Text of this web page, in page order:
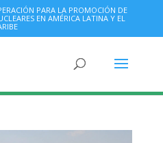
PARA LA PROMOCIÓN DE
EN AMÉRICA LATINA Y EL